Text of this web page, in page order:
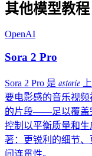
其他模型教程
OpenAI
Sora 2 Pro
Sora 2 Pro 是 astorie
要电影感的音乐视
的片段——足以覆盖
控制以平衡质量和生
著：更锐利的细节
间连贯性。